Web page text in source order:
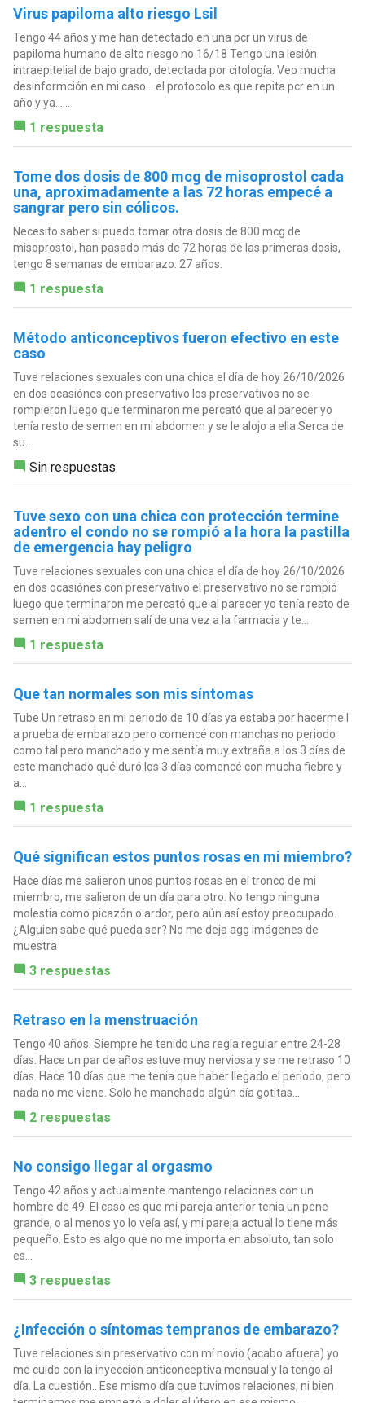
Virus papiloma alto riesgo Lsil
Tengo 44 años y me han detectado en una pcr un virus de
papiloma humano de alto riesgo no 16/18 Tengo una lesión
intraepitelial de bajo grado, detectada por citología. Veo mucha
desinformción en mi caso… el protocolo es que repita pcr en un
año y ya…...
1 respuesta
Tome dos dosis de 800 mcg de misoprostol cada
una, aproximadamente a las 72 horas empecé a
sangrar pero sin cólicos.
Necesito saber si puedo tomar otra dosis de 800 mcg de
misoprostol, han pasado más de 72 horas de las primeras dosis,
tengo 8 semanas de embarazo. 27 años.
1 respuesta
Método anticonceptivos fueron efectivo en este
caso
Tuve relaciones sexuales con una chica el día de hoy 26/10/2026
en dos ocasiónes con preservativo los preservativos no se
rompieron luego que terminaron me percató que al parecer yo
tenía resto de semen en mi abdomen y se le alojo a ella Serca de
su...
Sin respuestas
Tuve sexo con una chica con protección termine
adentro el condo no se rompió a la hora la pastilla
de emergencia hay peligro
Tuve relaciones sexuales con una chica el día de hoy 26/10/2026
en dos ocasiónes con preservativo el preservativo no se rompió
luego que terminaron me percató que al parecer yo tenía resto de
semen en mi abdomen salí de una vez a la farmacia y te...
1 respuesta
Que tan normales son mis síntomas
Tube Un retraso en mi periodo de 10 días ya estaba por hacerme I
a prueba de embarazo pero comencé con manchas no periodo
como tal pero manchado y me sentía muy extraña a los 3 días de
este manchado qué duró los 3 días comencé con mucha fiebre y
a...
1 respuesta
Qué significan estos puntos rosas en mi miembro?
Hace días me salieron unos puntos rosas en el tronco de mi
miembro, me salieron de un día para otro. No tengo ninguna
molestia como picazón o ardor, pero aún así estoy preocupado.
¿Alguien sabe qué pueda ser? No me deja agg imágenes de
muestra
3 respuestas
Retraso en la menstruación
Tengo 40 años. Siempre he tenido una regla regular entre 24-28
días. Hace un par de años estuve muy nerviosa y se me retraso 10
días. Hace 10 días que me tenia que haber llegado el periodo, pero
nada no me viene. Solo he manchado algún día gotitas...
2 respuestas
No consigo llegar al orgasmo
Tengo 42 años y actualmente mantengo relaciones con un
hombre de 49. El caso es que mi pareja anterior tenia un pene
grande, o al menos yo lo veía así, y mi pareja actual lo tiene más
pequeño. Esto es algo que no me importa en absoluto, tan solo
es...
3 respuestas
¿Infección o síntomas tempranos de embarazo?
Tuve relaciones sin preservativo con mí novio (acabo afuera) yo
me cuido con la inyección anticonceptiva mensual y la tengo al
día. La cuestión.. Ese mismo día que tuvimos relaciones, ni bien